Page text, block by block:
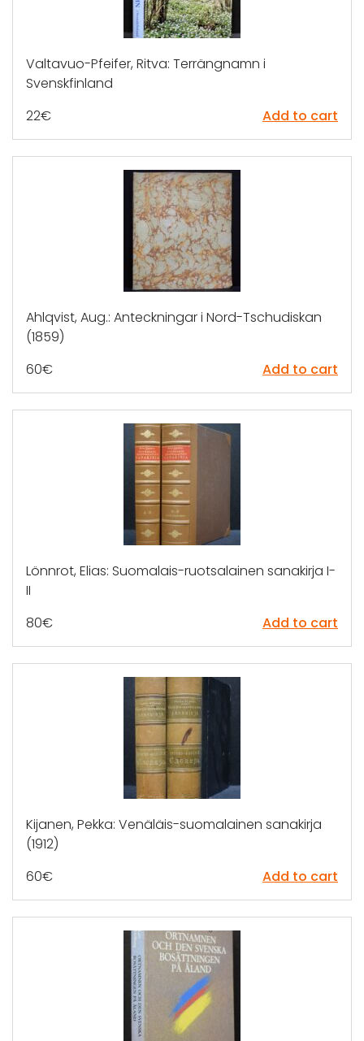
Valtavuo-Pfeifer, Ritva: Terrängnamn i
Svenskfinland
22€ Add to cart
Ahlqvist, Aug.: Anteckningar i Nord-Tschudiskan
(1859)
60€ Add to cart
Lönnrot, Elias: Suomalais-ruotsalainen sanakirja I-
II
80€ Add to cart
Kijanen, Pekka: Venäläis-suomalainen sanakirja
(1912)
60€ Add to cart